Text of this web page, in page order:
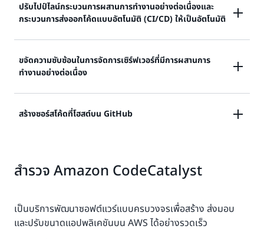
ปรับไปป์ไลน์กระบวนการผสานการทำงานอย่างต่อเนื่องและ
กระบวนการส่งออกโค้ดแบบอัตโนมัติ (CI/CD) ให้เป็นอัตโนมัติ
สร้างกระบวนการเผยแพร่ซอฟต์แวร์ที่ทำงานอัตโนมัติเต็ม
รูปแบบที่จะช่วยส่งเสริมการเปลี่ยนแปลงโค้ดผ่านสภาพ
เรียนรู้เพิ่มเติมเกี่ยวกับการพัฒนา CI/CD
ขจัดความซับซ้อนในการจัดการเซิร์ฟเวอร์ที่มีการผสานการ
ทำงานอย่างต่อเนื่อง
เรียกใช้งานบิลด์ Jenkins ที่คุณมีอยู่บน CodeBuild เพื่อ
เรียนรู้เพิ่มเติมเกี่ยวกับการผสานรวมกับ Jenkins
สร้างซอร์สโค้ดที่โฮสต์บน GitHub
อยู่โดยอัตโนมัติและโพสต์ผลลัพธ์กลับไปยัง GitHub
เรียนรู้เพิ่มเติมเกี่ยวกับการใช้ GitHub
สำรวจ Amazon CodeCatalyst
เป็นบริการพัฒนาซอฟต์แวร์แบบครบวงจรเพื่อสร้าง ส่งมอบ
และปรับขนาดแอปพลิเคชันบน AWS ได้อย่างรวดเร็ว